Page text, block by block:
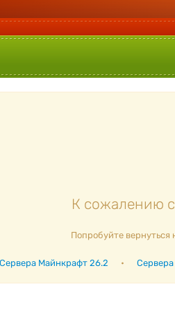
К сожалению
Попробуйте вернуться
Сервера Майнкрафт 26.2 •